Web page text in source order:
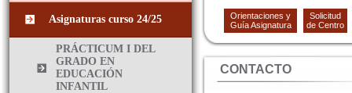
Asignaturas curso 24/25
PRÁCTICUM I DEL
GRADO EN
EDUCACIÓN
INFANTIL
Orientaciones y
Guía Asignatura
Solicitud
de Centro
CONTACTO